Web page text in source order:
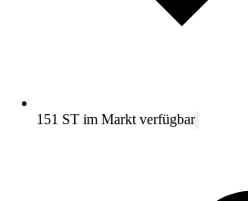
151 ST im Markt verfügbar